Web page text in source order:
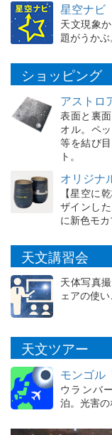
星空ナビ
天文現象
題がうか
ショッピング
アストロ
表面と裏
オル。ペ
等を結び
ト。
オリジナ
【星空に
ザインし
に新色モカ
天文講習会
天体写真
ェアの使
天文ツアー
モンゴル
ウランバ
泊。光害